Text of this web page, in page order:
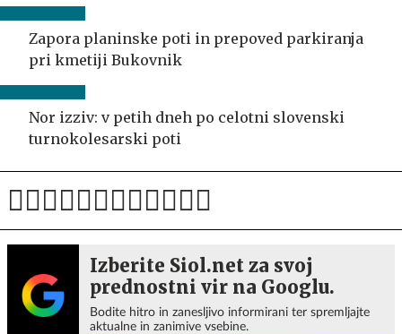
Zapora planinske poti in prepoved parkiranja
pri kmetiji Bukovnik
Nor izziv: v petih dneh po celotni slovenski
turnokolesarski poti
Izberite Siol.net za svoj
prednostni vir na Googlu.
Bodite hitro in zanesljivo informirani ter spremljajte
aktualne in zanimive vsebine.